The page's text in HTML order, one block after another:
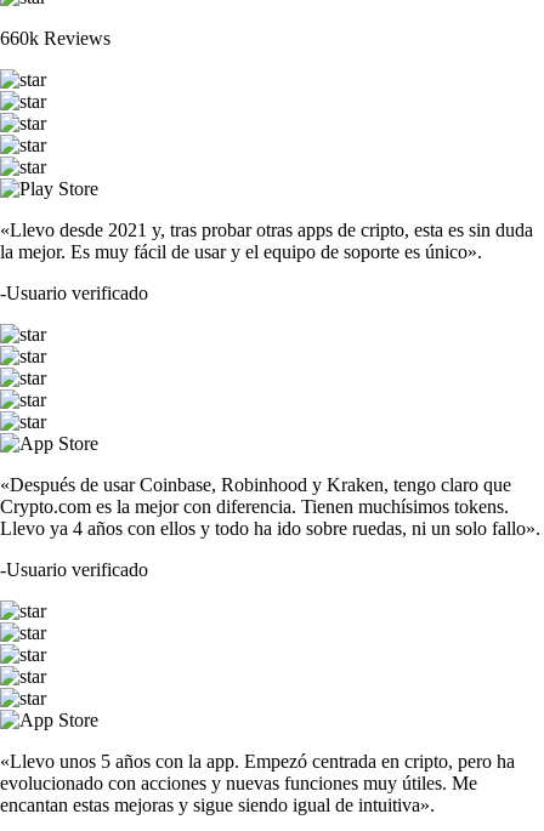
660k Reviews
«Llevo desde 2021 y, tras probar otras apps de cripto, esta es sin duda
la mejor. Es muy fácil de usar y el equipo de soporte es único».
-Usuario verificado
«Después de usar Coinbase, Robinhood y Kraken, tengo claro que
Crypto.com es la mejor con diferencia. Tienen muchísimos tokens.
Llevo ya 4 años con ellos y todo ha ido sobre ruedas, ni un solo fallo».
-Usuario verificado
«Llevo unos 5 años con la app. Empezó centrada en cripto, pero ha
evolucionado con acciones y nuevas funciones muy útiles. Me
encantan estas mejoras y sigue siendo igual de intuitiva».